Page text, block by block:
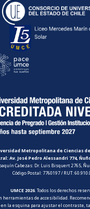
Metropolitana de Ciencias
Av. José Pedro Alessandri 774,
Cabezas: Dr. Luis Bisquert 2765,
Código Postal: 7760197 / RUT:
UMCE 2026. Todos los derechos
herramientas de accesibilidad.
en la esquina para ajustar el contraste,